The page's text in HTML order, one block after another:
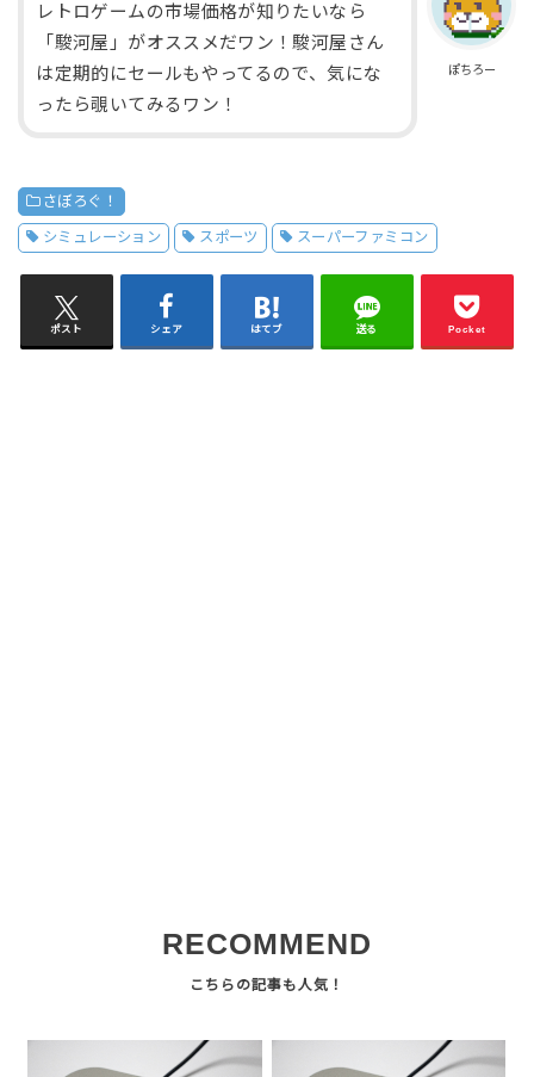
ぽちろー
レトロゲームの市場価格が知りたいなら
「駿河屋」がオススメだワン！駿河屋さん
は定期的にセールもやってるので、気にな
ったら覗いてみるワン！
さぼろぐ！
シミュレーション スポーツ スーパーファミコン
ポスト シェア はてブ 送る Pocket
RECOMMEND